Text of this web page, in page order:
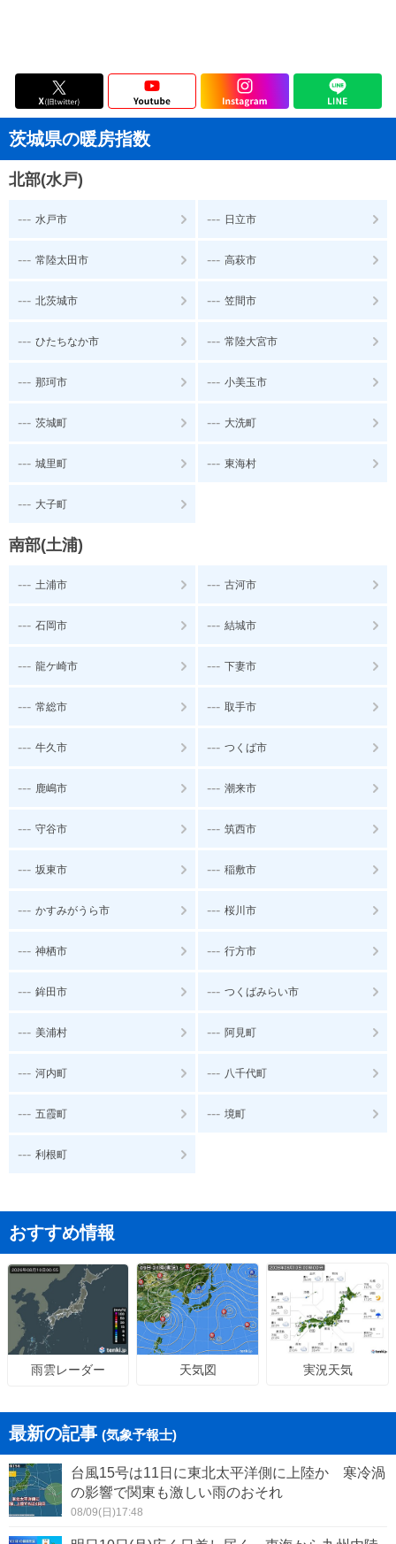
茨城県の暖房指数
北部(水戸)
--- 水戸市 --- 日立市
--- 常陸太田市 --- 高萩市
--- 北茨城市 --- 笠間市
--- ひたちなか市 --- 常陸大宮市
--- 那珂市 --- 小美玉市
--- 茨城町 --- 大洗町
--- 城里町 --- 東海村
--- 大子町
南部(土浦)
--- 土浦市 --- 古河市
--- 石岡市 --- 結城市
--- 龍ケ崎市 --- 下妻市
--- 常総市 --- 取手市
--- 牛久市 --- つくば市
--- 鹿嶋市 --- 潮来市
--- 守谷市 --- 筑西市
--- 坂東市 --- 稲敷市
--- かすみがうら市 --- 桜川市
--- 神栖市 --- 行方市
--- 鉾田市 --- つくばみらい市
--- 美浦村 --- 阿見町
--- 河内町 --- 八千代町
--- 五霞町 --- 境町
--- 利根町
おすすめ情報
雨雲レーダー 天気図 実況天気
最新の記事 (気象予報士)
台風15号は11日に東北太平洋側に上陸か 寒冷渦
の影響で関東も激しい雨のおそれ
08/09(日)17:48